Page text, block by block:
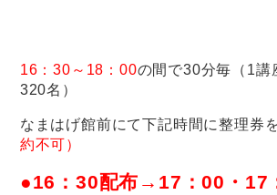
16：30～18：00の間で30分毎（1講
320名）
なまはげ館前にて下記時間に整理券
約不可）
●16：30配布→17：00・17